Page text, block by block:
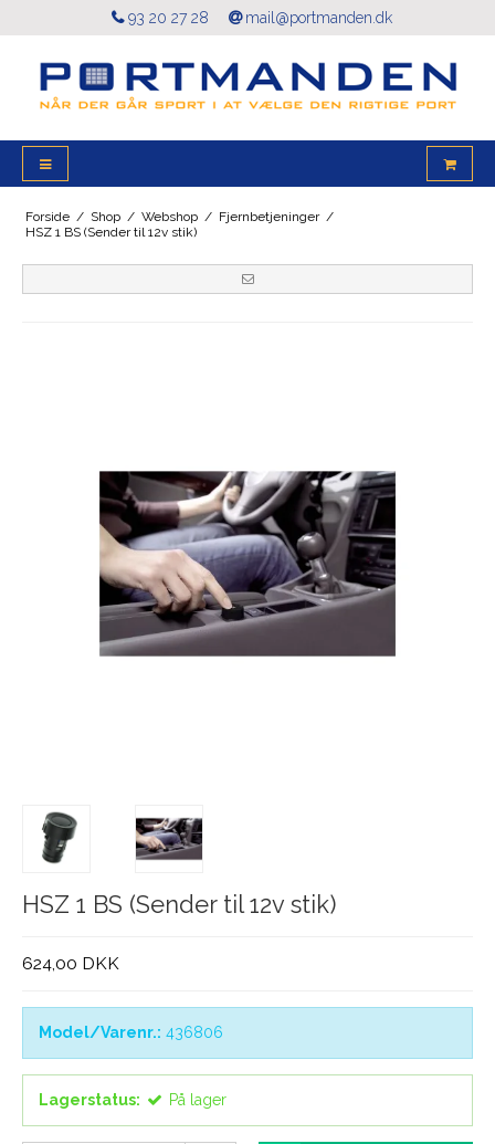
93 20 27 28 mail@portmanden.dk
Forside / Shop / Webshop / Fjernbetjeninger /
HSZ 1 BS (Sender til 12v stik)
HSZ 1 BS (Sender til 12v stik)
624,00 DKK
Model/Varenr.: 436806
Lagerstatus: På lager